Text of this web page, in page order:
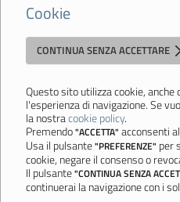
Cookie
CONTINUA SENZA ACCETTARE
Questo sito utilizza cookie,
l'esperienza di navigazione. Se
la nostracookie policy.
Premendo"ACCETTA" acconsenti
Usa il pulsante"PREFERENZE" per
cookie, negare il consenso o
Il pulsante"CONTINUA SENZA
continuerai la navigazione con i
Direzione Didattica di Vignola
"Tutti diversamente uguali, tutti
Viale Mazzini, 18 - 41058 Vignola
771113 - Email:
moee06000a@pec.istruzione.it
Ultimo aggiornamento: Mercoledì, 5